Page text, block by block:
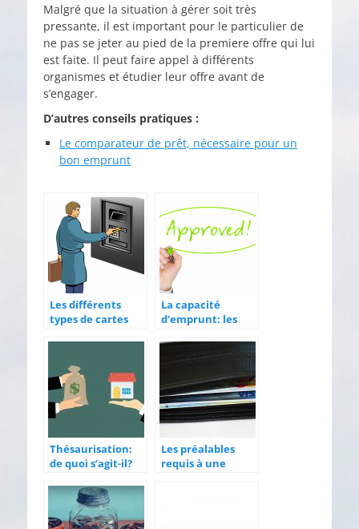
Malgré que la situation à gérer soit très
pressante, il est important pour le particulier de
ne pas se jeter au pied de la premiere offre qui lui
est faite. Il peut faire appel à différents
organismes et étudier leur offre avant de
s’engager.
D’autres conseils pratiques :
Le comparateur de prêt, nécessaire pour un
bon emprunt
Les différents
types de cartes
La capacité
d’emprunt: les
calculent
Thésaurisation:
de quoi s’agit-il?
Les préalables
requis à une